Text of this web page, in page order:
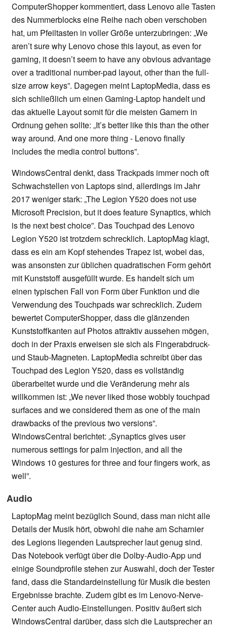
ComputerShopper kommentiert, dass Lenovo alle Tasten
des Nummerblocks eine Reihe nach oben verschoben
hat, um Pfeiltasten in voller Größe unterzubringen: „We
aren’t sure why Lenovo chose this layout, as even for
gaming, it doesn’t seem to have any obvious advantage
over a traditional number-pad layout, other than the full-
size arrow keys”. Dagegen meint LaptopMedia, dass es
sich schließlich um einen Gaming-Laptop handelt und
das aktuelle Layout somit für die meisten Gamern in
Ordnung gehen sollte: „It’s better like this than the other
way around. And one more thing - Lenovo finally
includes the media control buttons”.
WindowsCentral denkt, dass Trackpads immer noch oft
Schwachstellen von Laptops sind, allerdings im Jahr
2017 weniger stark: „The Legion Y520 does not use
Microsoft Precision, but it does feature Synaptics, which
is the next best choice”. Das Touchpad des Lenovo
Legion Y520 ist trotzdem schrecklich. LaptopMag klagt,
dass es ein am Kopf stehendes Trapez ist, wobei das,
was ansonsten zur üblichen quadratischen Form gehört
mit Kunststoff ausgefüllt wurde. Es handelt sich um
einen typischen Fall von Form über Funktion und die
Verwendung des Touchpads war schrecklich. Zudem
bewertet ComputerShopper, dass die glänzenden
Kunststoffkanten auf Photos attraktiv aussehen mögen,
doch in der Praxis erweisen sie sich als Fingerabdruck-
und Staub-Magneten. LaptopMedia schreibt über das
Touchpad des Legion Y520, dass es vollständig
überarbeitet wurde und die Veränderung mehr als
willkommen ist: „We never liked those wobbly touchpad
surfaces and we considered them as one of the main
drawbacks of the previous two versions”.
WindowsCentral berichtet: „Synaptics gives user
numerous settings for palm injection, and all the
Windows 10 gestures for three and four fingers work, as
well”.
Audio
LaptopMag meint bezüglich Sound, dass man nicht alle
Details der Musik hört, obwohl die nahe am Scharnier
des Legions liegenden Lautsprecher laut genug sind.
Das Notebook verfügt über die Dolby-Audio-App und
einige Soundprofile stehen zur Auswahl, doch der Tester
fand, dass die Standardeinstellung für Musik die besten
Ergebnisse brachte. Zudem gibt es im Lenovo-Nerve-
Center auch Audio-Einstellungen. Positiv äußert sich
WindowsCentral darüber, dass sich die Lautsprecher an